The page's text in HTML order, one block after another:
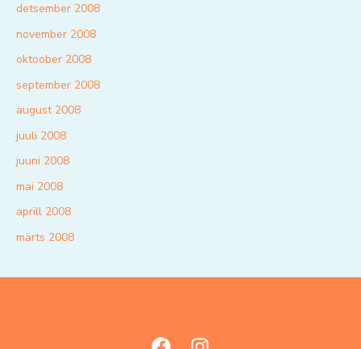
detsember 2008
november 2008
oktoober 2008
september 2008
august 2008
juuli 2008
juuni 2008
mai 2008
aprill 2008
märts 2008